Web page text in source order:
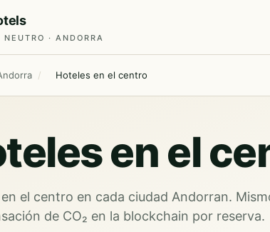
NEUTRO · ANDORRA
/ Hoteles en el centro
en el
el centro en cada ciudad Andorran.
de CO₂ en la blockchain por reserva.